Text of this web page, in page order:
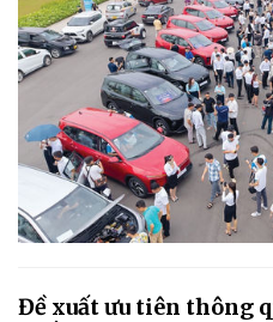
Đề xuất ưu tiên thông